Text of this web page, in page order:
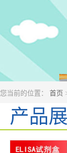
您当前的位置： 首页
产品